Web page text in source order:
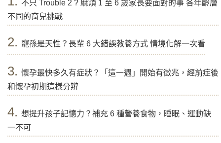
不只 Trouble 2 ? 麻煩 1 至 6 歲家長要面對的事 各年齡層
不同的育兒挑戰
2. 寵孫是天性？長輩 6 大錯誤教養方式 情境化解一次看
3. 懷孕最快多久有症狀？「這一週」開始有徵兆，經前症後
和懷孕初期這樣分辨
4. 想提升孩子記憶力？補充 6 種營養食物，睡眠、運動缺
一不可